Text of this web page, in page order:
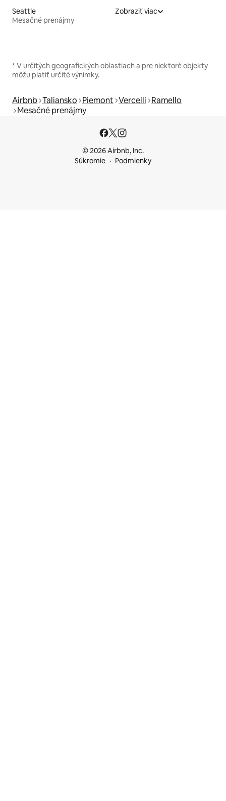
Seattle
Mesačné prenájmy
Zobraziť viac
* V určitých geografických oblastiach a pre niektoré objekty
môžu platiť určité výnimky.
Airbnb Taliansko Piemont Vercelli Ramello
Mesačné prenájmy
© 2026 Airbnb, Inc.
Súkromie
Podmienky